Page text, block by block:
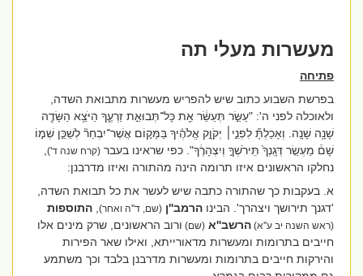
מעשרות מעלי תה
פתיחה
בפרשת השבוע כתוב שיש להפריש מעשרות מתבואת השדה,
ולאוכלה לפני ה': "עַשֵּׂ֣ר תְּעַשֵּׂ֔ר אֵ֖ת כָּל־תְּבוּאַ֣ת זַרְעֶ֑ךָ הַיֹּצֵ֥א הַשָּׂדֶ֖ה
שָׁנָ֥ה שָׁנָֽה. וְאָכַלְתָּ֞ לִפְנֵ֣י׀ יְקֹוָ֣ק אֱלֹהֶ֗יךָ בַּמָּק֣וֹם אֲשֶׁר־יִבְחַר֘ לְשַׁכֵּ֣ן שְׁמ֣וֹ
שָׁם֒ מַעְשַׂ֤ר דְּגָֽנְךָ֙ תִּֽירֹשְׁךָ֣ וְיִצְהָרֶ֔ךָ". כפי שראינו בעבר(קרח שנה ד') ,
נחלקו הראשונים איזו תרומה הינה מהתורה ואיזו מדרבנן:
א. בעקבות כך שהתורה כתבה שיש לעשר את כל תבואת השדה,
'דגנך תירושך ויצהרך'. הבינוהרמב''ן (שם, ד''ה ואחר),התוספות
(ראש השנה יב ע''א)הרשב''א (שם)ורוב הראשונים, שרק מינים אלו
חייבים בתרומות ומעשרות מדאורייתא, ואילו שאר הפירות
והירקות חייבים בתרומות ומעשרות מדרבנן בלבד וכך משתמע